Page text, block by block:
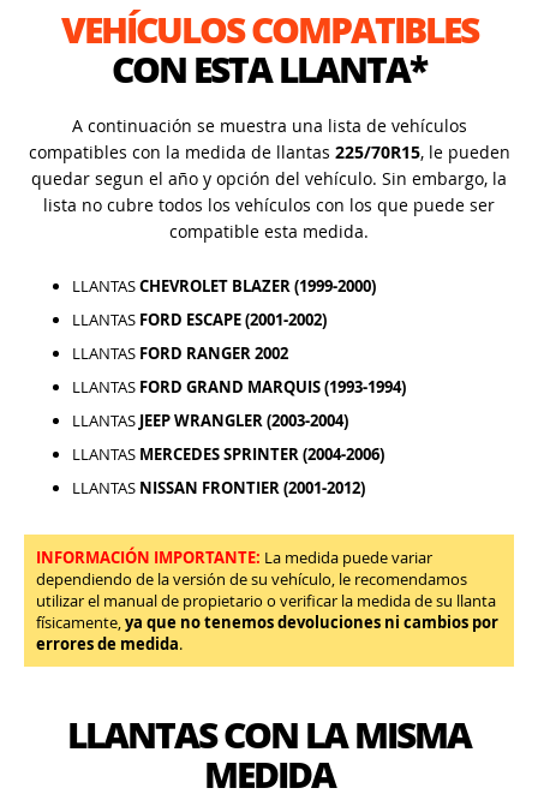
VEHÍCULOS COMPATIBLES
CON ESTA LLANTA*
A continuación se muestra una lista de vehículos
compatibles con la medida de llantas 225/70R15, le pueden
quedar segun el año y opción del vehículo. Sin embargo, la
lista no cubre todos los vehículos con los que puede ser
compatible esta medida.
LLANTASCHEVROLET BLAZER (1999-2000)
LLANTAS FORD ESCAPE (2001-2002)
LLANTAS FORD RANGER 2002
LLANTAS FORD GRAND MARQUIS (1993-1994)
LLANTAS JEEP WRANGLER (2003-2004)
LLANTAS MERCEDES SPRINTER (2004-2006)
LLANTAS NISSAN FRONTIER (2001-2012)
INFORMACIÓN IMPORTANTE: La medida puede variar
dependiendo de la versión de su vehículo, le recomendamos
utilizar el manual de propietario o verificar la medida de su llanta
físicamente,ya que no tenemos devoluciones ni cambios por
errores de medida.
LLANTAS CON LA MISMA
MEDIDA